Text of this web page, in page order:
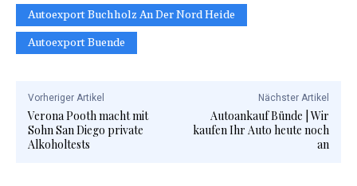
Autoexport Buchholz An Der Nord Heide
Autoexport Buende
Vorheriger Artikel
Verona Pooth macht mit
Sohn San Diego private
Alkoholtests
Nächster Artikel
Autoankauf Bünde | Wir
kaufen Ihr Auto heute noch
an